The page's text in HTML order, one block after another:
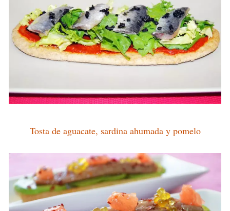
Tosta de aguacate, sardina ahumada y pomelo